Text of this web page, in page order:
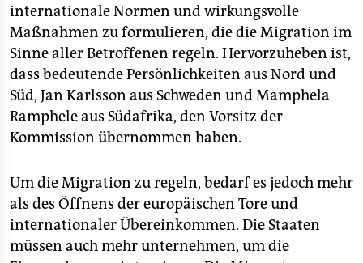
internationale Normen und wirkungsvolle
Maßnahmen zu formulieren, die die Migration im
Sinne aller Betroffenen regeln. Hervorzuheben ist,
dass bedeutende Persönlichkeiten aus Nord und
Süd, Jan Karlsson aus Schweden und Mamphela
Ramphele aus Südafrika, den Vorsitz der
Kommission übernommen haben.
Um die Migration zu regeln, bedarf es jedoch mehr
als des Öffnens der europäischen Tore und
internationaler Übereinkommen. Die Staaten
müssen auch mehr unternehmen, um die